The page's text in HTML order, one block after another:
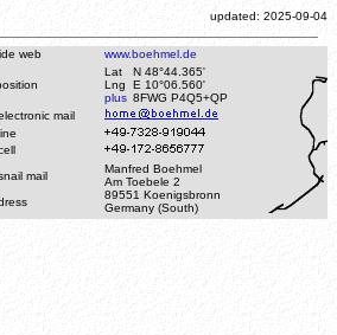
updated: 2025-09-04